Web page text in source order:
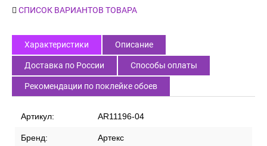
СПИСОК ВАРИАНТОВ ТОВАРА
Характеристики Описание
Доставка по России Способы оплаты
Рекомендации по поклейке обоев
Артикул: AR11196-04
Бренд: Артекс